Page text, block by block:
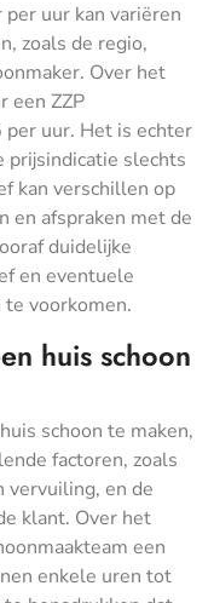
uur kan variëren
zoals de regio,
Over het
een ZZP
uur. Het is echter
prijsindicatie slechts
kan verschillen op
en afspraken met de
duidelijke
en eventuele
voorkomen.
huis schoon
schoon te maken,
factoren, zoals
vervuiling, en de
klant. Over het
een
enkele uren tot